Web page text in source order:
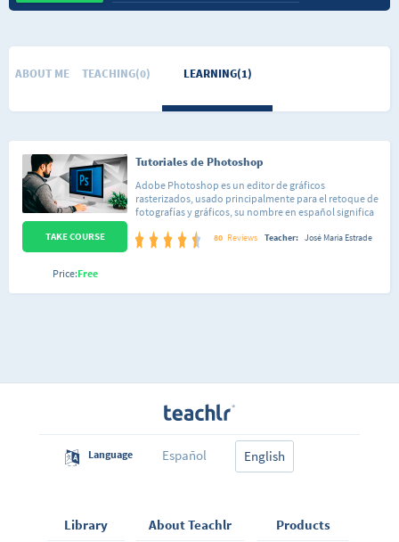
ABOUT ME TEACHING(0) LEARNING(1)
Tutoriales de Photoshop
Adobe Photoshop es un editor de gráficos
rasterizados, usado principalmente para el retoque de
fotografías y gráficos, su nombre en español significa
conformado por 34 lecciones de dificultad sencilla,
organizadas de forma tal que puedas seguir el curso
interesado en realizar sobre tu imagen. Cada lección
fotos, eliminar personas, crear elementos sobre tus
contraste, hasta hacerte más musculoso o más
80 Reviews Teacher: José María Estrade
TAKE COURSE
Price:Free
Language Español English
Library About Teachlr Products